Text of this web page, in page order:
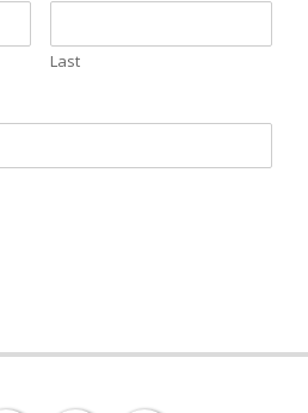
Last